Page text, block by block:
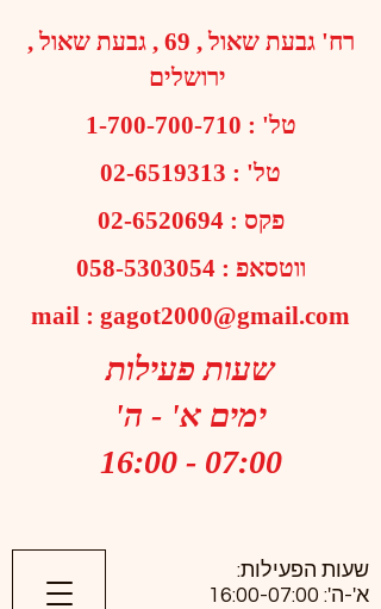
רח' גבעת שאול , 69 , גבעת שאול ,
טל' : 1-700-700-710
טל' : 02-6519313
פקס :02-6520694
ווטסאפ :058-5303054
mail : gagot2000@gmail.com
שעות פעילות
ימים א' - ה'
07:00 - 16:00
​שעות הפעילות:
א'-ה': 16:00-07:00